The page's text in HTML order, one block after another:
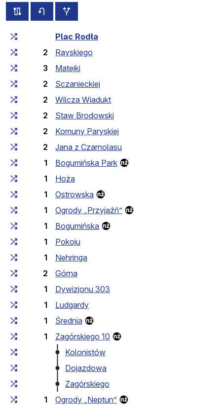
wszystkie trasy tej linii
rozkład jazdy dla przeciwnego kierunku
Czas przejazdu narastająco
Plac Rodła
2
Rayskiego
3
Matejki
2
Sczanieckiej
2
Wilcza Wiadukt
2
Staw Brodowski
2
Komuny Paryskiej
2
Jana z Czarnolasu
1
Bogumińska Park
1
Hoża
1
Ostrowska
1
Ogrody „Przyjaźń”
1
Bogumińska
1
Pokoju
1
Nehringa
2
Górna
1
Dywizjonu 303
1
Ludgardy
1
Średnia
1
Zagórskiego 10
Kolonistów
Dojazdowa
Zagórskiego
1
Ogrody „Neptun”